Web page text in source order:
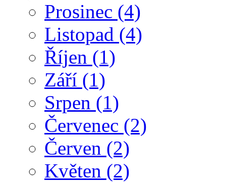
Prosinec (4)
Listopad (4)
Říjen (1)
Září (1)
Srpen (1)
Červenec (2)
Červen (2)
Květen (2)